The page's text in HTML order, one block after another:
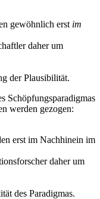
gewöhnlich erst im
daher um
der Plausibilität.
Schöpfungsparadigmas
werden gezogen:
erst im Nachhinein im
daher um
des Paradigmas.